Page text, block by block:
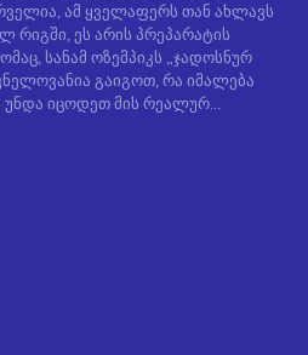
ამ ყველაფერს თან ახლავს
რიგში, ეს არის პრეპარატის
სანამ ოზემპიკს „ჯადოსნურ
გაიგოთ, რა იმალება
იცოდეთ მის რეალურ...